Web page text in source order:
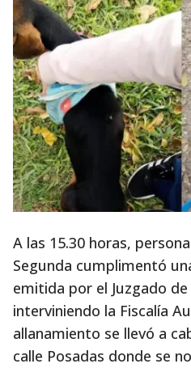
A las 15.30 horas,
Segunda cumplimentó
emitida por el Juzgado
interviniendo la Fiscalía
allanamiento se llevó a
calle Posadas donde se